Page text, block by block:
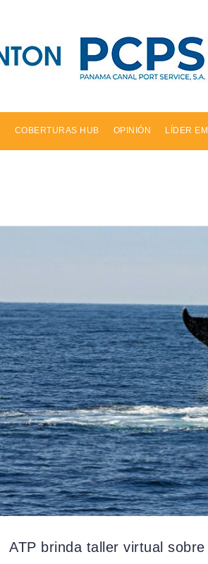
COBERTURAS HUB OPINIÓN LÍDER
ATP brinda taller virtual